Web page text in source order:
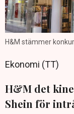
H&M stämmer
Ekonomi (TT)
H&M det
Shein för